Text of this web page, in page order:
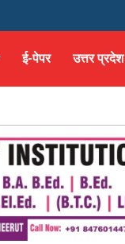
ई-पेपर उत्तर प्रदेश